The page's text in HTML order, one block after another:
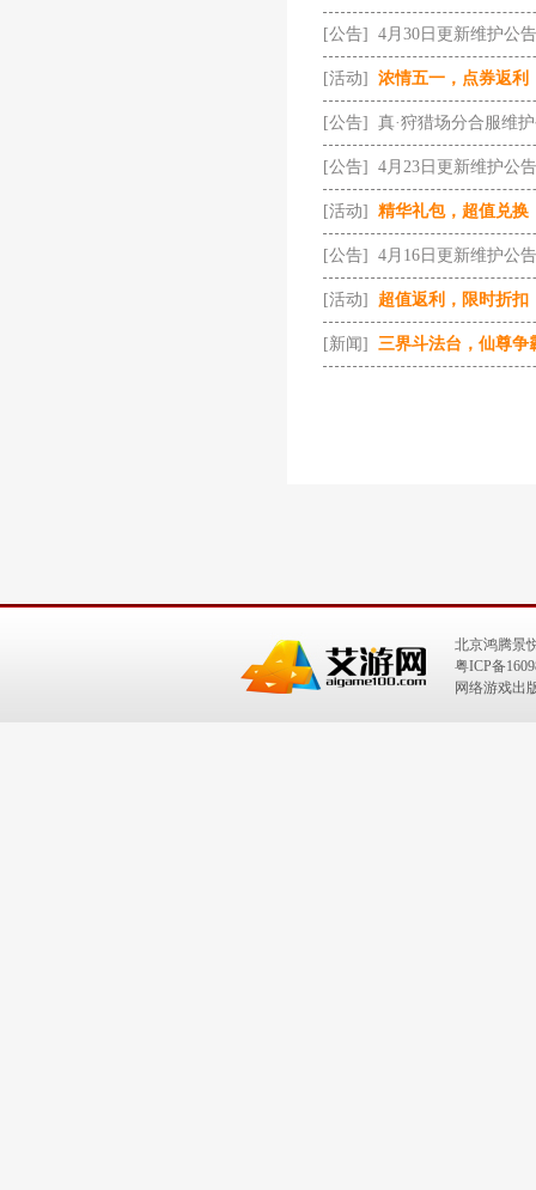
[公告] 4月30日更新维护公告
[活动] 浓情五一，点券返利
[公告] 真·狩猎场分合服维
[公告] 4月23日更新维护公告
[活动] 精华礼包，超值兑换
[公告] 4月16日更新维护公告
[活动] 超值返利，限时折扣
[新闻] 三界斗法台，仙尊争
北京鸿腾景
粤ICP备
网络游戏出